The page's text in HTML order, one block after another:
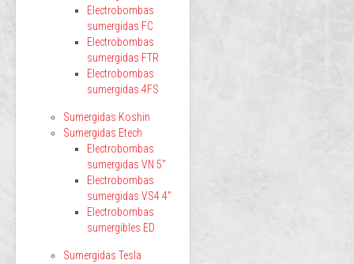
Electrobombas
sumergidas FC
Electrobombas
sumergidas FTR
Electrobombas
sumergidas 4FS
Sumergidas Koshin
Sumergidas Etech
Electrobombas
sumergidas VN 5"
Electrobombas
sumergidas VS4 4"
Electrobombas
sumergibles ED
Sumergidas Tesla